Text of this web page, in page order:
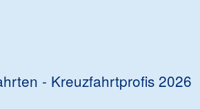
- Kreuzfahrtprofis 2026